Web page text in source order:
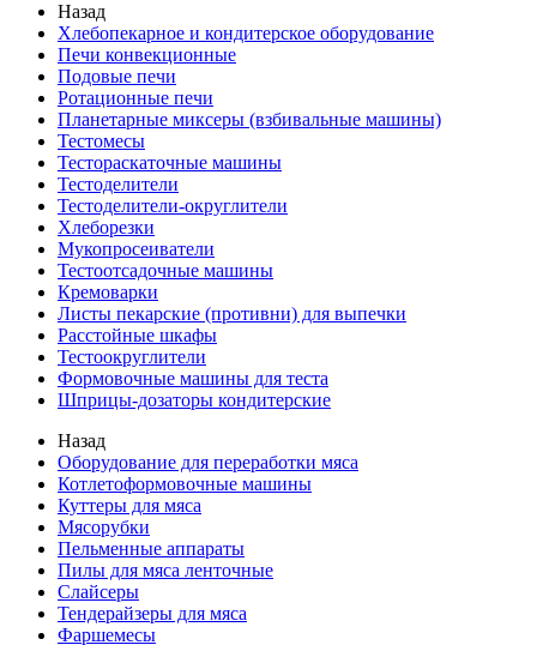
Назад
Хлебопекарное и кондитерское оборудование
Печи конвекционные
Подовые печи
Ротационные печи
Планетарные миксеры (взбивальные машины)
Тестомесы
Тестораскаточные машины
Тестоделители
Тестоделители-округлители
Хлеборезки
Мукопросеиватели
Тестоотсадочные машины
Кремоварки
Листы пекарские (противни) для выпечки
Расстойные шкафы
Тестоокруглители
Формовочные машины для теста
Шприцы-дозаторы кондитерские
Назад
Оборудование для переработки мяса
Котлетоформовочные машины
Куттеры для мяса
Мясорубки
Пельменные аппараты
Пилы для мяса ленточные
Слайсеры
Тендерайзеры для мяса
Фаршемесы